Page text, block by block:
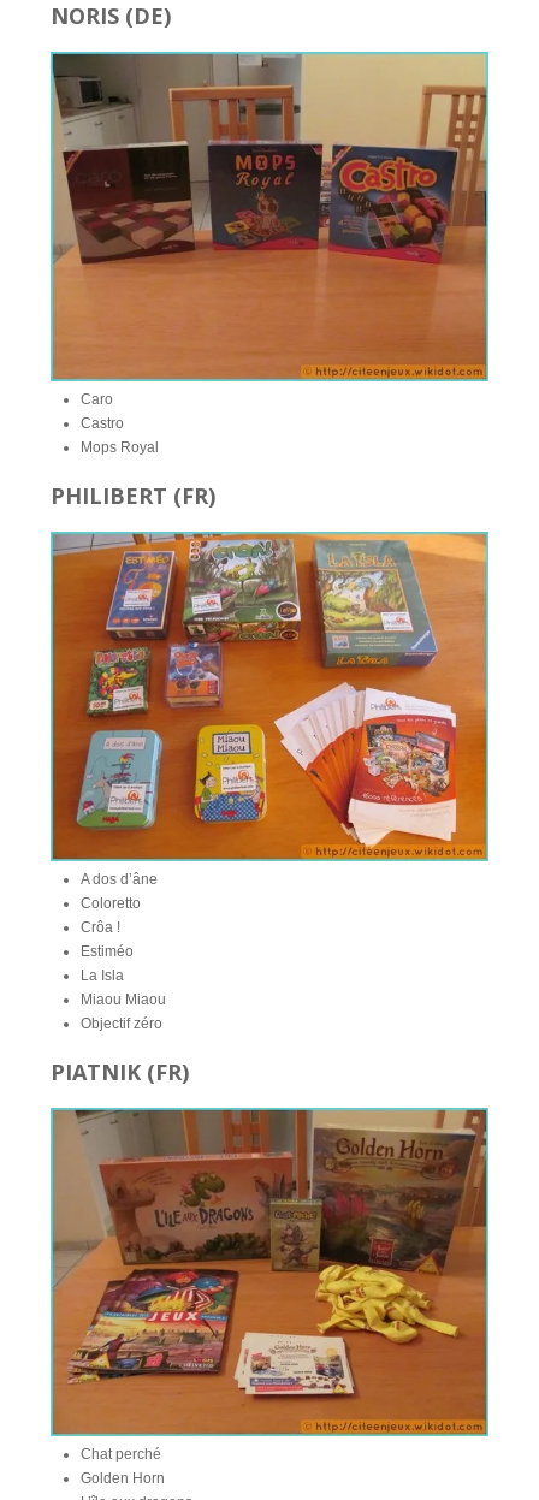
NORIS (DE)
Caro
Castro
Mops Royal
PHILIBERT (FR)
A dos d’âne
Coloretto
Crôa !
Estiméo
La Isla
Miaou Miaou
Objectif zéro
PIATNIK (FR)
Chat perché
Golden Horn